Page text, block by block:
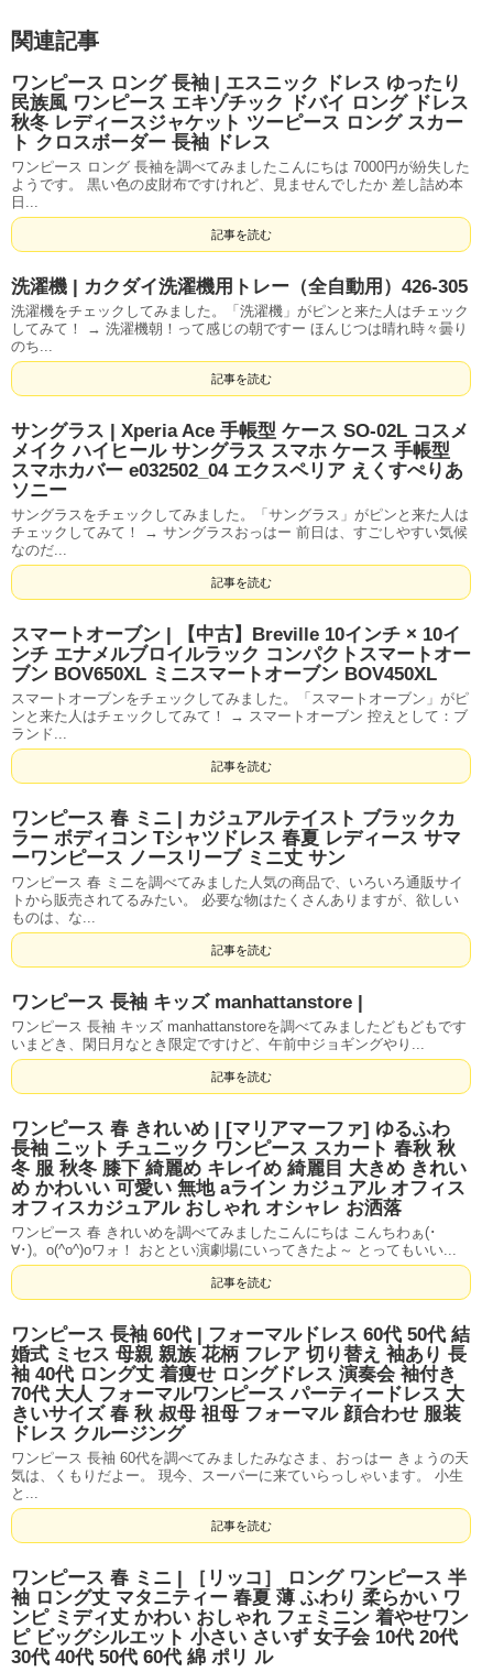
関連記事
ワンピース ロング 長袖 | エスニック ドレス ゆったり
民族風 ワンピース エキゾチック ドバイ ロング ドレス
秋冬 レディースジャケット ツーピース ロング スカー
ト クロスボーダー 長袖 ドレス
ワンピース ロング 長袖を調べてみましたこんにちは 7000円が紛失した
ようです。 黒い色の皮財布ですけれど、見ませんでしたか 差し詰め本
日...
記事を読む
洗濯機 | カクダイ洗濯機用トレー（全自動用）426-305
洗濯機をチェックしてみました。「洗濯機」がピンと来た人はチェック
してみて！ → 洗濯機朝！って感じの朝ですー ほんじつは晴れ時々曇り
のち...
記事を読む
サングラス | Xperia Ace 手帳型 ケース SO-02L コスメ
メイク ハイヒール サングラス スマホ ケース 手帳型
スマホカバー e032502_04 エクスペリア えくすぺりあ
ソニー
サングラスをチェックしてみました。「サングラス」がピンと来た人は
チェックしてみて！ → サングラスおっはー 前日は、すごしやすい気候
なのだ...
記事を読む
スマートオーブン | 【中古】Breville 10インチ × 10イ
ンチ エナメルブロイルラック コンパクトスマートオー
ブン BOV650XL ミニスマートオーブン BOV450XL
スマートオーブンをチェックしてみました。「スマートオーブン」がピ
ンと来た人はチェックしてみて！ → スマートオーブン 控えとして：ブ
ランド...
記事を読む
ワンピース 春 ミニ | カジュアルテイスト ブラックカ
ラー ボディコン Tシャツドレス 春夏 レディース サマ
ーワンピース ノースリーブ ミニ丈 サン
ワンピース 春 ミニを調べてみました人気の商品で、いろいろ通販サイ
トから販売されてるみたい。 必要な物はたくさんありますが、欲しい
ものは、な...
記事を読む
ワンピース 長袖 キッズ manhattanstore |
ワンピース 長袖 キッズ manhattanstoreを調べてみましたどもどもです
いまどき、閑日月なとき限定ですけど、午前中ジョギングやり...
記事を読む
ワンピース 春 きれいめ | [マリアマーファ] ゆるふわ
長袖 ニット チュニック ワンピース スカート 春秋 秋
冬 服 秋冬 膝下 綺麗め キレイめ 綺麗目 大きめ きれい
め かわいい 可愛い 無地 aライン カジュアル オフィス
オフィスカジュアル おしゃれ オシャレ お洒落
ワンピース 春 きれいめを調べてみましたこんにちは こんちわぁ(･
∀･)。o(^o^)oワォ！ おととい演劇場にいってきたよ～ とってもいい...
記事を読む
ワンピース 長袖 60代 | フォーマルドレス 60代 50代 結
婚式 ミセス 母親 親族 花柄 フレア 切り替え 袖あり 長
袖 40代 ロング丈 着痩せ ロングドレス 演奏会 袖付き
70代 大人 フォーマルワンピース パーティードレス 大
きいサイズ 春 秋 叔母 祖母 フォーマル 顔合わせ 服装
ドレス クルージング
ワンピース 長袖 60代を調べてみましたみなさま、おっはー きょうの天
気は、くもりだよー。 現今、スーパーに来ていらっしゃいます。 小生
と...
記事を読む
ワンピース 春 ミニ | ［リッコ］ ロング ワンピース 半
袖 ロング丈 マタニティー 春夏 薄 ふわり 柔らかい ワ
ンピ ミディ丈 かわい おしゃれ フェミニン 着やせワン
ピ ビッグシルエット 小さい さいず 女子会 10代 20代
30代 40代 50代 60代 綿 ポリ ル